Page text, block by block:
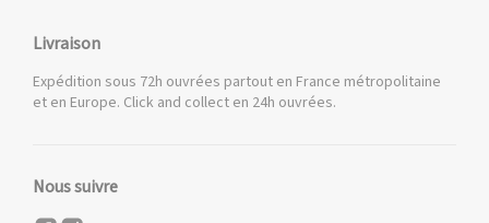
Livraison
Expédition sous 72h ouvrées partout en France métropolitaine
et en Europe. Click and collect en 24h ouvrées.
Nous suivre